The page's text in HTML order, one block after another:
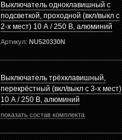
Выключатель одноклавишный с
подсветкой, проходной (вкл/выкл с
2-х мест) 10 А / 250 В, алюминий
Артикул: NU520330N
Выключатель трёхклавишный,
перекрёстный (вкл/выкл с 3-х мест)
10 А / 250 В, алюминий
показать состав комплекта